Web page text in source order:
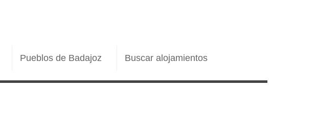
Pueblos de Badajoz Buscar alojamientos